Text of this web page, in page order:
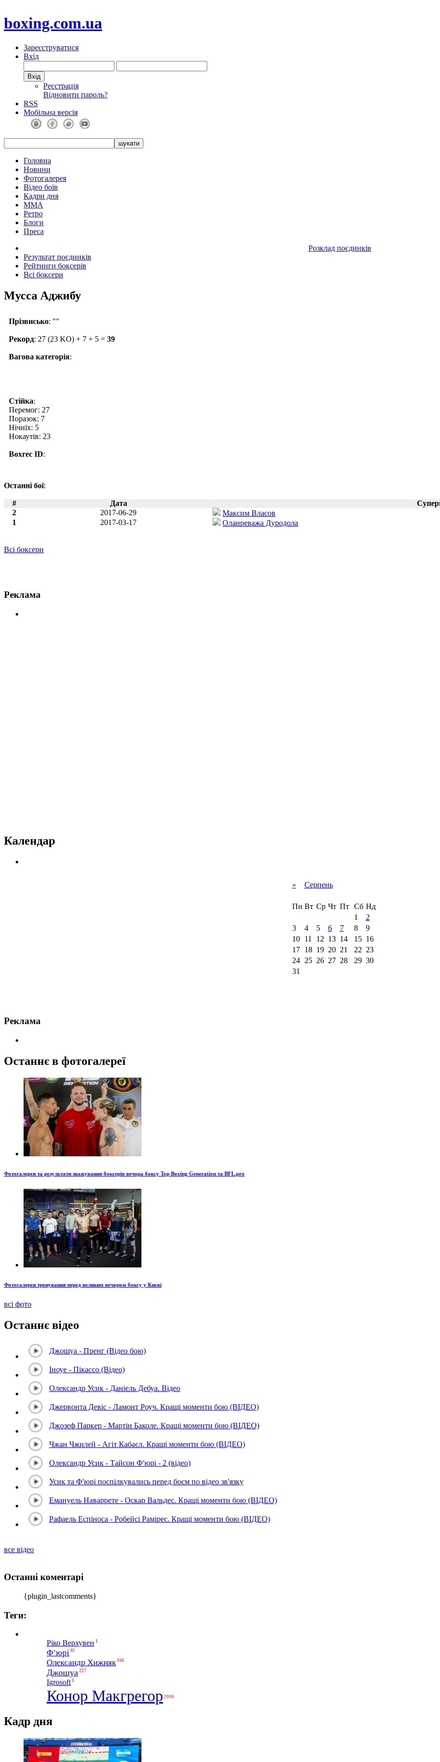
boxing.com.ua
Зареєструватися
Вхід
Реєстрація
Відновити пароль?
RSS
Мобільна версія
Головна
Новини
Фотогалерея
Відео боїв
Кадри дня
ММА
Ретро
Блоги
Преса
Розклад поєдинків
Результат поєдинків
Рейтинги боксерів
Всі боксери
Мусса Аджибу
Прізвисько: ""
Рекорд: 27 (23 KO) + 7 + 5 = 39
Вагова категорія:
Стійка:
Перемог: 27
Поразок: 7
Нічиїх: 5
Нокаутів: 23
Boxrec ID:
Останні бої:
# Дата
2
2017-06-29
Максим Власов
1
2017-03-17 Оланреважа Дуродола
Всі боксери
Реклама
Календар
« Серпень
Пн Вт Ср Чт Пт Сб Нд
1
2
3
4 5 6 7 8
9
10
11 12 13 14 15 16
17
18 19 20 21 22 23
24
25 26 27 28 29 30
31
Реклама
Останнє в фотогалереї
Фотогалерея та результати зважування боксерів вечора боксу Top Boxing Generation та BFL.pro
Фотогалерея тренування перед великим вечором боксу у Києві
всі фото
Останнє відео
Джошуа - Пренг (Відео бою)
Іноуе - Пікассо (Відео)
Олександр Усик - Даніель Дебуа. Відео
Джервонта Девіс - Ламонт Роуч. Кращі моменти бою (ВІДЕО)
Джозеф Паркер - Мартін Баколе. Кращі моменти бою (ВІДЕО)
Чжан Чжилей - Агіт Кабаєл. Кращі моменти бою (ВІДЕО)
Олександр Усик - Тайсон Ф'юрі - 2 (відео)
Усик та Ф'юрі поспілкувались перед боєм по відео зв'язку
Емануель Наваррете - Оскар Вальдес. Кращі моменти бою (ВІДЕО)
Рафаель Еспіноса - Робейсі Рамірес. Кращі моменти бою (ВІДЕО)
все відео
Останні коментарі
{plugin_lastcomments}
Теги:
Ріко Верхувен 1
Ф’юрі 92
Олександр Хижняк 166
Джошуа 227
Igrosoft 1
Конор Макгрегор 2016
Кадр дня